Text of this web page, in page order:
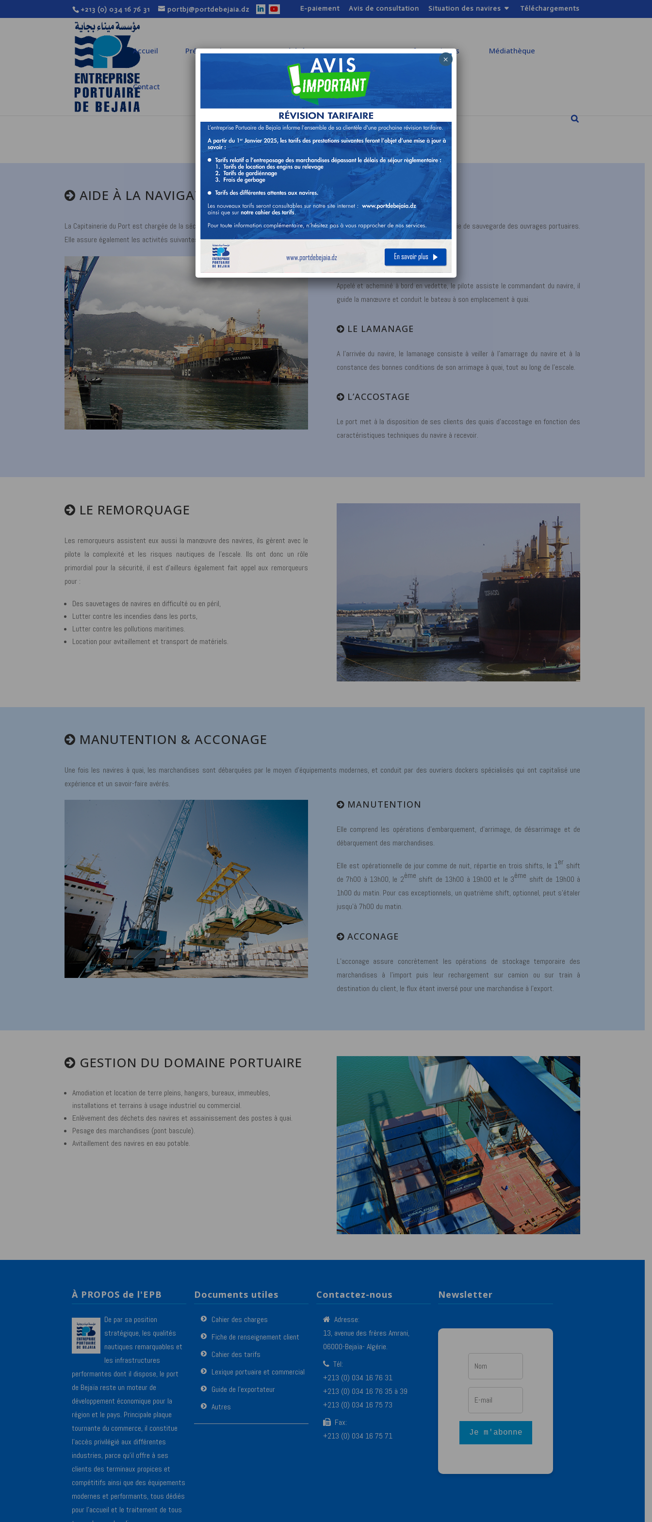
+213 (0) 034 16 76 31 portbj@portdebejaia.dz E-paiement Avis de consultation Situation des navires Téléchargements
Accueil Présentation Nos activités Nos atouts Infos pratiques Médiathèque
Contact
NOS ACTIVITÉS
AIDE À LA NAVIGATION
La Capitainerie du Port est chargée de la sécurité portuaire, ainsi que de la bonne régulation des mouvements des navires et la garantie de sauvegarde des ouvrages portuaires.
Elle assure également les activités suivantes:
LE PILOTAGE
Appelé et acheminé à bord en vedette, le pilote assiste le commandant du navire, il
guide la manœuvre et conduit le bateau à son emplacement à quai.
LE LAMANAGE
A l’arrivée du navire, le lamanage consiste à veiller à l’amarrage du navire et à la
constance des bonnes conditions de son arrimage à quai, tout au long de l’escale.
L’ACCOSTAGE
Le port met à la disposition de ses clients des quais d’accostage en fonction des
caractéristiques techniques du navire à recevoir.
LE REMORQUAGE
Les remorqueurs assistent eux aussi la manœuvre des navires, ils gèrent avec le
pilote la complexité et les risques nautiques de l’escale. Ils ont donc un rôle
primordial pour la sécurité, il est d’ailleurs également fait appel aux remorqueurs
pour :
Des sauvetages de navires en difficulté ou en péril,
Lutter contre les incendies dans les ports,
Lutter contre les pollutions maritimes.
Location pour avitaillement et transport de matériels.
MANUTENTION & ACCONAGE
Une fois les navires à quai, les marchandises sont débarquées par le moyen d’équipements modernes, et conduit par des ouvriers dockers spécialisés qui ont capitalisé une
expérience et un savoir-faire avérés.
MANUTENTION
Elle comprend les opérations d’embarquement, d’arrimage, de désarrimage et de
débarquement des marchandises.
Elle est opérationnelle de jour comme de nuit, répartie en trois shifts, le 1er shift
de 7h00 à 13h00, le 2ème shift de 13h00 à 19h00 et le 3ème shift de 19h00 à
1h00 du matin. Pour cas exceptionnels, un quatrième shift, optionnel, peut s’étaler
jusqu’à 7h00 du matin.
ACCONAGE
L’acconage assure concrètement les opérations de stockage temporaire des
marchandises à l’import puis leur rechargement sur camion ou sur train à
destination du client, le flux étant inversé pour une marchandise à l’export.
GESTION DU DOMAINE PORTUAIRE
Amodiation et location de terre pleins, hangars, bureaux, immeubles,
installations et terrains à usage industriel ou commercial.
Enlèvement des déchets des navires et assainissement des postes à quai.
Pesage des marchandises (pont bascule).
Avitaillement des navires en eau potable.
À PROPOS de l'EPB
De par sa position
stratégique, les qualités
nautiques remarquables et
les infrastructures
performantes dont il dispose, le port
de Bejaïa reste un moteur de
développement économique pour la
région et le pays. Principale plaque
tournante du commerce, il constitue
l’accès privilégié aux différentes
industries, parce qu’il offre à ses
clients des terminaux propices et
compétitifs ainsi que des équipements
modernes et performants, tous dédiés
pour l’accueil et le traitement de tous
Documents utiles
Cahier des charges
Fiche de renseignement client
Cahier des tarifs
Lexique portuaire et commercial
Guide de l’exportateur
Autres
Contactez-nous
Adresse:
13, avenue des frères Amrani,
06000-Bejaïa- Algérie.
Tél:
+213 (0) 034 16 76 31
+213 (0) 034 16 76 35 à 39
+213 (0) 034 16 75 73
Fax:
+213 (0) 034 16 75 71
Newsletter
Je m'abonne
×